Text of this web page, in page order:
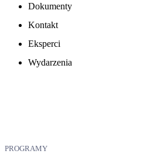
Dokumenty
Kontakt
Eksperci
Wydarzenia
PROGRAMY